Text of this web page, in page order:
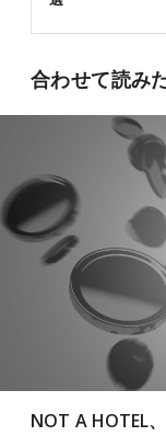
合わせて読み
NOT A HOTEL